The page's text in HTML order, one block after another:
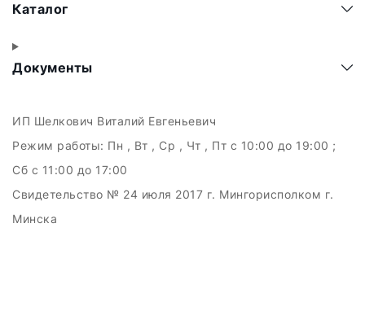
Каталог
Документы
ИП Шелкович Виталий Евгеньевич
Режим работы: Пн , Вт , Ср , Чт , Пт c 10:00 до 19:00 ;
Сб c 11:00 до 17:00
Свидетельство № 24 июля 2017 г. Мингорисполком г.
Минска